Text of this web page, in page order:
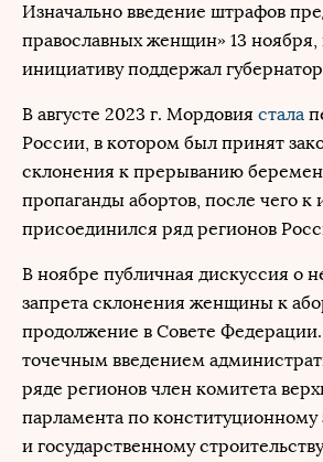
Изначально введение штрафов
православных женщин» 13 ноября,
инициативу поддержал
В августе 2023 г. Мордовия стала
России, в котором был принят
склонения к прерыванию
пропаганды абортов, после чего к
присоединился ряд регионов
В ноябре публичная дискуссия о
запрета склонения женщины к
продолжение в Совете Федерации.
точечным введением
ряде регионов член комитета
парламента по конституционному
и государственному